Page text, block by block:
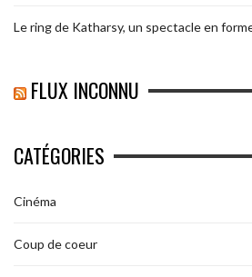
Le ring de Katharsy, un spectacle en
FLUX INCONNU
CATÉGORIES
Cinéma
Coup de coeur